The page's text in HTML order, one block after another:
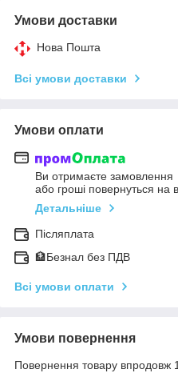
Умови доставки
Нова Пошта
Всі умови доставки
Умови оплати
Ви отримаєте замовлення
або гроші повернуться на
Детальніше
Післяплата
🏦Безнал без ПДВ
Всі умови оплати
Умови повернення
Повернення товару впродовж